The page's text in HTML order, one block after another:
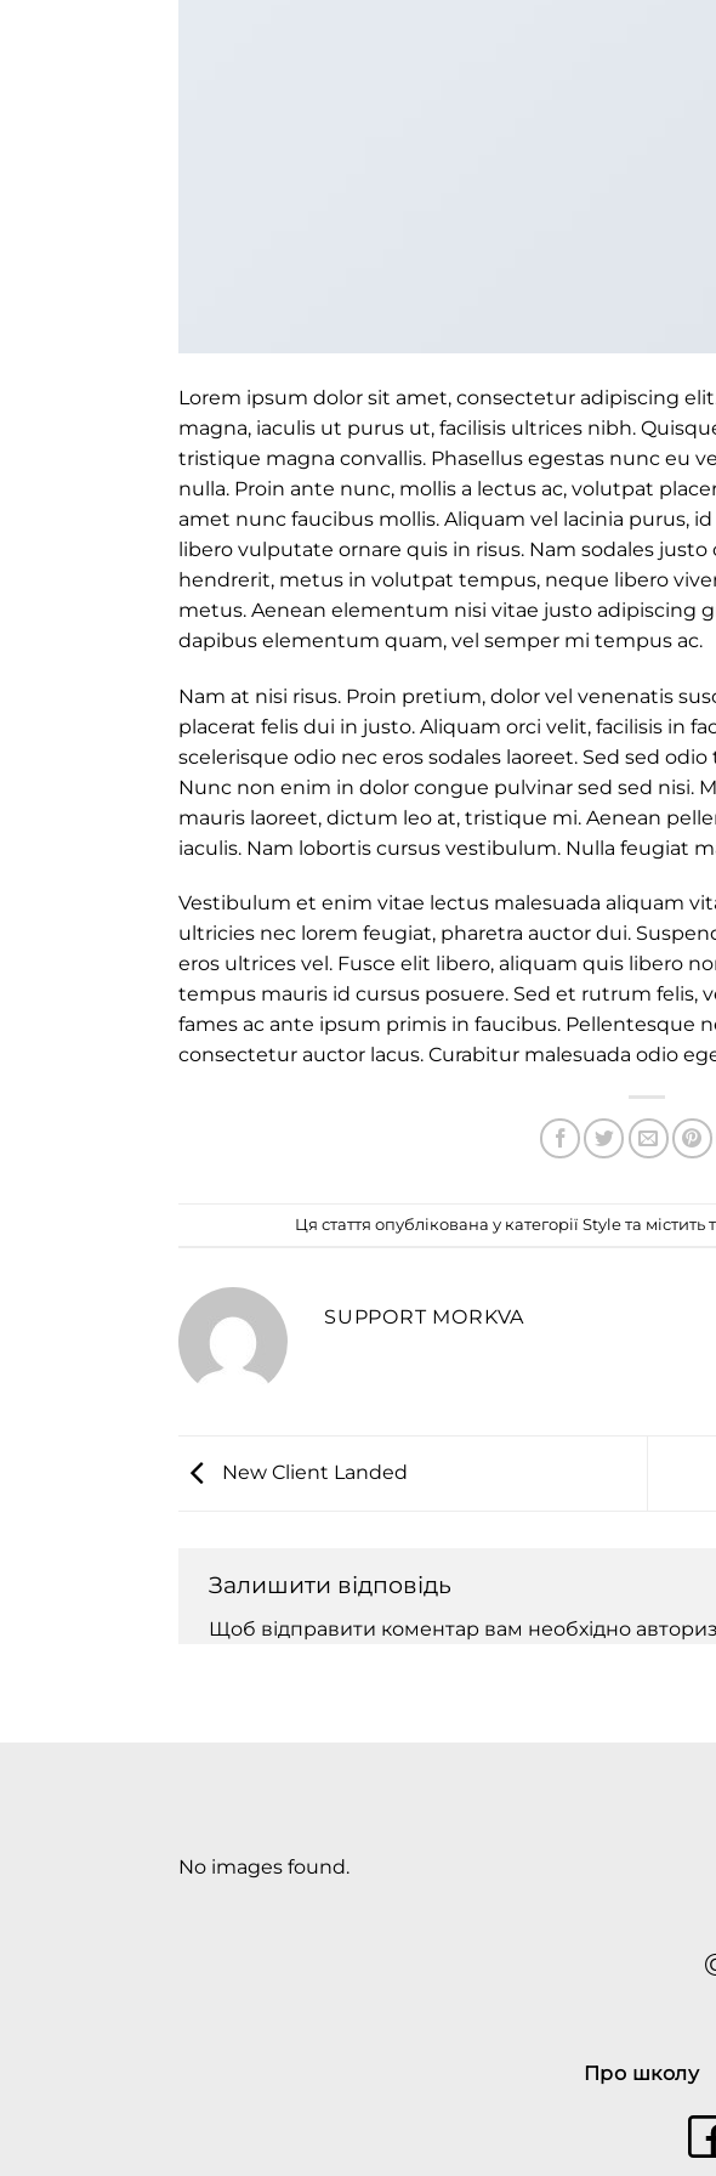
Lorem ipsum dolor sit amet, consectetur adipiscing
magna, iaculis ut purus ut, facilisis ultrices nibh.
tristique magna convallis. Phasellus egestas nunc eu
nulla. Proin ante nunc, mollis a lectus ac, volutpat
amet nunc faucibus mollis. Aliquam vel lacinia purus,
libero vulputate ornare quis in risus. Nam sodales
hendrerit, metus in volutpat tempus, neque libero
metus. Aenean elementum nisi vitae justo adipiscing
dapibus elementum quam, vel semper mi tempus ac.
Nam at nisi risus. Proin pretium, dolor vel venenatis
placerat felis dui in justo. Aliquam orci velit, facilisis in
scelerisque odio nec eros sodales laoreet. Sed sed
Nunc non enim in dolor congue pulvinar sed sed nisi.
mauris laoreet, dictum leo at, tristique mi. Aenean
iaculis. Nam lobortis cursus vestibulum. Nulla feugiat
Vestibulum et enim vitae lectus malesuada aliquam
ultricies nec lorem feugiat, pharetra auctor dui.
eros ultrices vel. Fusce elit libero, aliquam quis libero
tempus mauris id cursus posuere. Sed et rutrum felis,
fames ac ante ipsum primis in faucibus. Pellentesque
consectetur auctor lacus. Curabitur malesuada odio
Ця стаття опублікована у категоріїStyle та містить
SUPPORT MORKVA
New Client Landed
Залишити відповідь
Щоб відправити коментар вам необхідно
No images found.
Про школу